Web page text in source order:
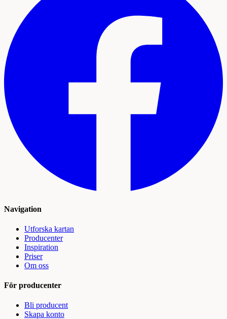
Navigation
Utforska kartan
Producenter
Inspiration
Priser
Om oss
För producenter
Bli producent
Skapa konto